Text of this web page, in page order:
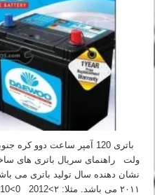
ولت راهنمای سریال باتری های